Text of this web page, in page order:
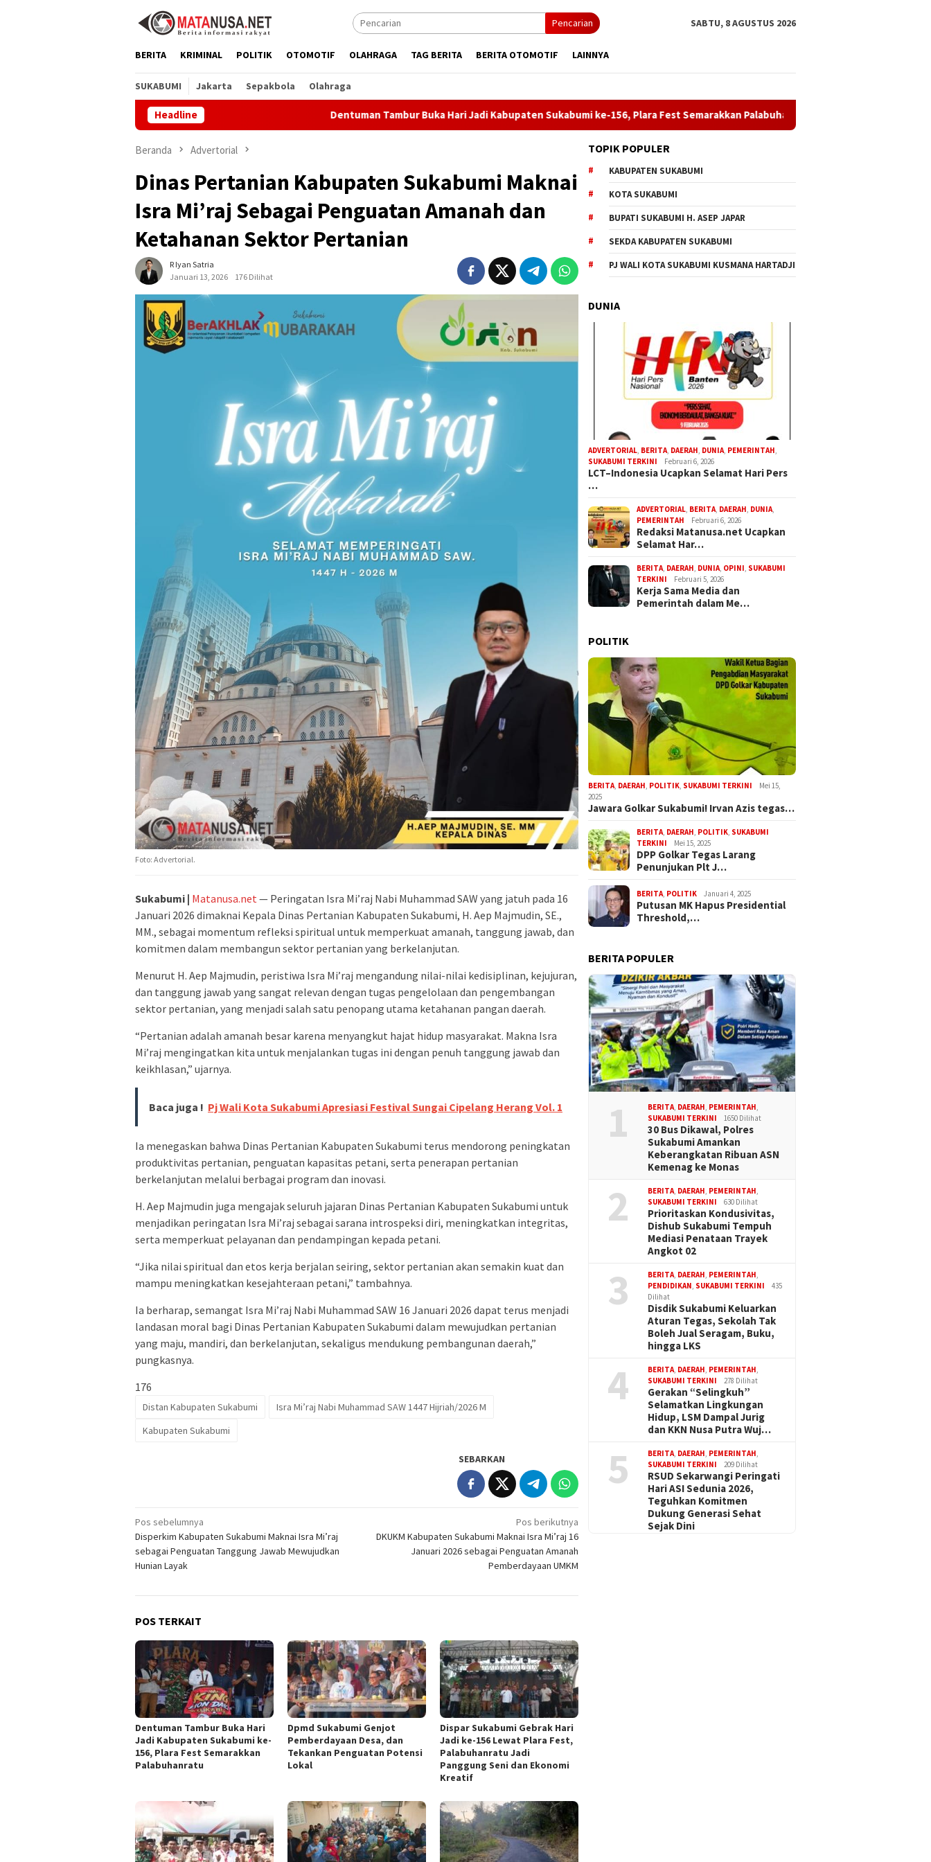
Pencarian SABTU, 8 AGUSTUS 2026
BERITA KRIMINAL POLITIK OTOMOTIF OLAHRAGA TAG BERITA BERITA OTOMOTIF LAINNYA
SUKABUMI Jakarta Sepakbola Olahraga
Headline Dentuman Tambur Buka Hari Jadi Kabupaten Sukabumi ke-156, Plara Fest Semarakkan Palabuhanratu Dpmd Sukabumi Genjot
Beranda Advertorial
Dinas Pertanian Kabupaten Sukabumi Maknai
Isra Mi’raj Sebagai Penguatan Amanah dan
Ketahanan Sektor Pertanian
R Iyan Satria
Januari 13, 2026
176 Dilihat
Foto: Advertorial.
Sukabumi | Matanusa.net — Peringatan Isra Mi’raj Nabi Muhammad SAW yang jatuh pada 16
Januari 2026 dimaknai Kepala Dinas Pertanian Kabupaten Sukabumi, H. Aep Majmudin, SE.,
MM., sebagai momentum refleksi spiritual untuk memperkuat amanah, tanggung jawab, dan
komitmen dalam membangun sektor pertanian yang berkelanjutan.
Menurut H. Aep Majmudin, peristiwa Isra Mi’raj mengandung nilai-nilai kedisiplinan, kejujuran,
dan tanggung jawab yang sangat relevan dengan tugas pengelolaan dan pengembangan
sektor pertanian, yang menjadi salah satu penopang utama ketahanan pangan daerah.
“Pertanian adalah amanah besar karena menyangkut hajat hidup masyarakat. Makna Isra
Mi’raj mengingatkan kita untuk menjalankan tugas ini dengan penuh tanggung jawab dan
keikhlasan,” ujarnya.
Baca juga ! Pj Wali Kota Sukabumi Apresiasi Festival Sungai Cipelang Herang Vol. 1
Ia menegaskan bahwa Dinas Pertanian Kabupaten Sukabumi terus mendorong peningkatan
produktivitas pertanian, penguatan kapasitas petani, serta penerapan pertanian
berkelanjutan melalui berbagai program dan inovasi.
H. Aep Majmudin juga mengajak seluruh jajaran Dinas Pertanian Kabupaten Sukabumi untuk
menjadikan peringatan Isra Mi’raj sebagai sarana introspeksi diri, meningkatkan integritas,
serta memperkuat pelayanan dan pendampingan kepada petani.
“Jika nilai spiritual dan etos kerja berjalan seiring, sektor pertanian akan semakin kuat dan
mampu meningkatkan kesejahteraan petani,” tambahnya.
Ia berharap, semangat Isra Mi’raj Nabi Muhammad SAW 16 Januari 2026 dapat terus menjadi
landasan moral bagi Dinas Pertanian Kabupaten Sukabumi dalam mewujudkan pertanian
yang maju, mandiri, dan berkelanjutan, sekaligus mendukung pembangunan daerah,”
pungkasnya.
176
Distan Kabupaten Sukabumi
Isra Mi’raj Nabi Muhammad SAW 1447 Hijriah/2026 M
Kabupaten Sukabumi
SEBARKAN
Navigasi
pos
Pos sebelumnya
Disperkim Kabupaten Sukabumi Maknai Isra Mi’raj
sebagai Penguatan Tanggung Jawab Mewujudkan
Hunian Layak
Pos berikutnya
DKUKM Kabupaten Sukabumi Maknai Isra Mi’raj 16
Januari 2026 sebagai Penguatan Amanah
Pemberdayaan UMKM
POS TERKAIT
Dentuman Tambur Buka Hari
Jadi Kabupaten Sukabumi ke-
156, Plara Fest Semarakkan
Palabuhanratu
Dpmd Sukabumi Genjot
Pemberdayaan Desa, dan
Tekankan Penguatan Potensi
Lokal
Dispar Sukabumi Gebrak Hari
Jadi ke-156 Lewat Plara Fest,
Palabuhanratu Jadi
Panggung Seni dan Ekonomi
Kreatif
TOPIK POPULER
KABUPATEN SUKABUMI
KOTA SUKABUMI
BUPATI SUKABUMI H. ASEP JAPAR
SEKDA KABUPATEN SUKABUMI
PJ WALI KOTA SUKABUMI KUSMANA HARTADJI
DUNIA
ADVERTORIAL BERITA DAERAH DUNIA PEMERINTAH
SUKABUMI TERKINI
Februari 6, 2026
LCT–Indonesia Ucapkan Selamat Hari Pers
…
ADVERTORIAL BERITA DAERAH DUNIA
PEMERINTAH
Februari 6, 2026
Redaksi Matanusa.net Ucapkan
Selamat Har…
BERITA DAERAH DUNIA OPINI SUKABUMI
TERKINI
Februari 5, 2026
Kerja Sama Media dan
Pemerintah dalam Me…
POLITIK
BERITA DAERAH POLITIK SUKABUMI TERKINI
Mei 15,
2025
Jawara Golkar Sukabumi! Irvan Azis tegas…
BERITA DAERAH POLITIK SUKABUMI
TERKINI
Mei 15, 2025
DPP Golkar Tegas Larang
Penunjukan Plt J…
BERITA POLITIK Januari 4, 2025
Putusan MK Hapus Presidential
Threshold,…
BERITA POPULER
1 BERITA, DAERAH, PEMERINTAH,
SUKABUMI TERKINI
1650 Dilihat
30 Bus Dikawal, Polres
Sukabumi Amankan
Keberangkatan Ribuan ASN
Kemenag ke Monas
2 BERITA, DAERAH, PEMERINTAH,
SUKABUMI TERKINI
630 Dilihat
Prioritaskan Kondusivitas,
Dishub Sukabumi Tempuh
Mediasi Penataan Trayek
Angkot 02
3 BERITA, DAERAH, PEMERINTAH,
PENDIDIKAN, SUKABUMI TERKINI
435
Dilihat
Disdik Sukabumi Keluarkan
Aturan Tegas, Sekolah Tak
Boleh Jual Seragam, Buku,
hingga LKS
4 BERITA, DAERAH, PEMERINTAH,
SUKABUMI TERKINI
278 Dilihat
Gerakan “Selingkuh”
Selamatkan Lingkungan
Hidup, LSM Dampal Jurig
dan KKN Nusa Putra Wuj…
5 BERITA, DAERAH, PEMERINTAH,
SUKABUMI TERKINI
209 Dilihat
RSUD Sekarwangi Peringati
Hari ASI Sedunia 2026,
Teguhkan Komitmen
Dukung Generasi Sehat
Sejak Dini